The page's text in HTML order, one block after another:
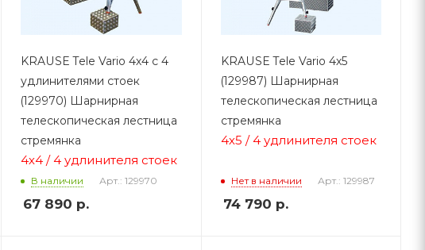
KRAUSE Tele Vario 4х4 с 4
удлинителями стоек
(129970) Шарнирная
телескопическая лестница
стремянка
4х4 / 4 удлинителя стоек
В наличии Арт.: 129970
67 890 р.
KRAUSE Tele Vario 4х5
(129987) Шарнирная
телескопическая лестница
стремянка
4х5 / 4 удлинителя стоек
Нет в наличии Арт.: 129987
74 790 р.